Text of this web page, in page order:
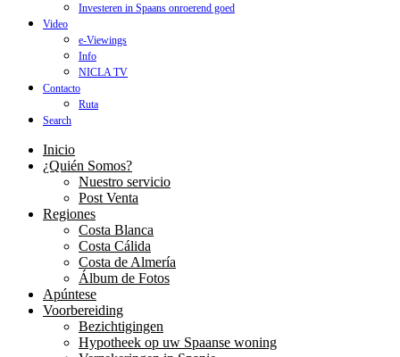
Investeren in Spaans onroerend goed
Video
e-Viewings
Info
NICLA TV
Contacto
Ruta
Search
Inicio
¿Quién Somos?
Nuestro servicio
Post Venta
Regiones
Costa Blanca
Costa Cálida
Costa de Almería
Álbum de Fotos
Apúntese
Voorbereiding
Bezichtigingen
Hypotheek op uw Spaanse woning